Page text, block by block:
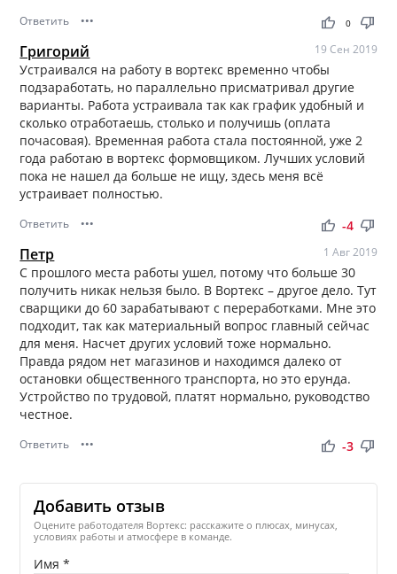
Ответить ••• thumb_up thumb_down
0
Григорий 19 Сен 2019
Устраивался на работу в вортекс временно чтобы
подзаработать, но параллельно присматривал другие
варианты. Работа устраивала так как график удобный и
сколько отработаешь, столько и получишь (оплата
почасовая). Временная работа стала постоянной, уже 2
года работаю в вортекс формовщиком. Лучших условий
пока не нашел да больше не ищу, здесь меня всё
устраивает полностью.
Ответить ••• thumb_up thumb_down
-4
Петр 1 Авг 2019
С прошлого места работы ушел, потому что больше 30
получить никак нельзя было. В Вортекс – другое дело. Тут
сварщики до 60 зарабатывают с переработками. Мне это
подходит, так как материальный вопрос главный сейчас
для меня. Насчет других условий тоже нормально.
Правда рядом нет магазинов и находимся далеко от
остановки общественного транспорта, но это ерунда.
Устройство по трудовой, платят нормально, руководство
честное.
Ответить ••• thumb_up thumb_down
-3
Добавить отзыв
Оцените работодателя Вортекс: расскажите о плюсах, минусах,
условиях работы и атмосфере в команде.
Имя *